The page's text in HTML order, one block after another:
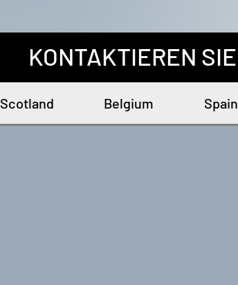
KONTAKTIEREN SIE
Scotland Belgium Spain